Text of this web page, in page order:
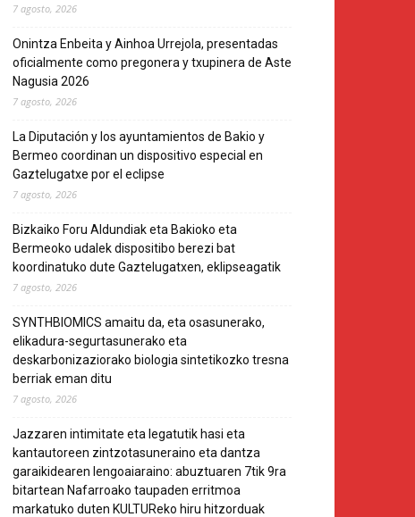
7 agosto, 2026
Onintza Enbeita y Ainhoa Urrejola, presentadas
oficialmente como pregonera y txupinera de Aste
Nagusia 2026
7 agosto, 2026
La Diputación y los ayuntamientos de Bakio y
Bermeo coordinan un dispositivo especial en
Gaztelugatxe por el eclipse
7 agosto, 2026
Bizkaiko Foru Aldundiak eta Bakioko eta
Bermeoko udalek dispositibo berezi bat
koordinatuko dute Gaztelugatxen, eklipseagatik
7 agosto, 2026
SYNTHBIOMICS amaitu da, eta osasunerako,
elikadura-segurtasunerako eta
deskarbonizaziorako biologia sintetikozko tresna
berriak eman ditu
7 agosto, 2026
Jazzaren intimitate eta legatutik hasi eta
kantautoreen zintzotasuneraino eta dantza
garaikidearen lengoaiaraino: abuztuaren 7tik 9ra
bitartean Nafarroako taupaden erritmoa
markatuko duten KULTUReko hiru hitzorduak